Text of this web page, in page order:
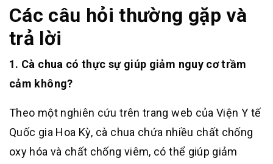
Các câu hỏi thường gặp và
trả lời
1. Cà chua có thực sự giúp giảm nguy cơ trầm
cảm không?
Theo một nghiên cứu trên trang web của Viện Y tế
Quốc gia Hoa Kỳ, cà chua chứa nhiều chất chống
oxy hóa và chất chống viêm, có thể giúp giảm